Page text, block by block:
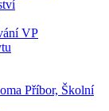
VP
Příbor, Školní